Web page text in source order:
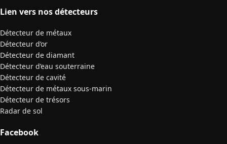
Lien vers nos détecteurs
Détecteur de métaux
Détecteur d’or
Détecteur de diamant
Détecteur d’eau souterraine
Détecteur de cavité
Détecteur de métaux sous-marin
Détecteur de trésors
Radar de sol
Facebook